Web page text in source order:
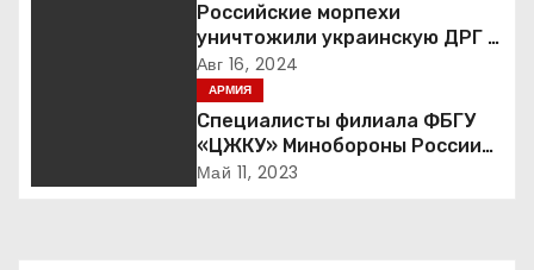
Российские морпехи
уничтожили украинскую ДРГ в
Курской области
Авг 16, 2024
АРМИЯ
Специалисты филиала ФБГУ
«ЦЖКУ» Минобороны России
по ЦВО переведены в режим
Май 11, 2023